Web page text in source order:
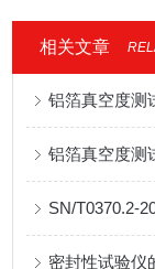
相关文章
铝箔真空度测
SN/T0370.2-
密封性试验仪